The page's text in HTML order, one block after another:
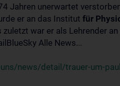
Jahren unerwartet
er an das Institut für
war er als Lehrender
Alle News...
news/detail/trauer-um-